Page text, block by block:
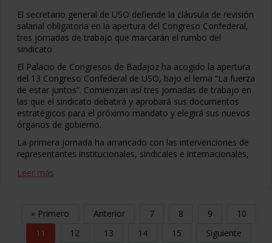
El secretario general de USO defiende la cláusula de revisión
salarial obligatoria en la apertura del Congreso Confederal,
tres jornadas de trabajo que marcarán el rumbo del
sindicato
El Palacio de Congresos de Badajoz ha acogido la apertura
del 13 Congreso Confederal de USO, bajo el lema “La fuerza
de estar juntos”. Comienzan así tres jornadas de trabajo en
las que el sindicato debatirá y aprobará sus documentos
estratégicos para el próximo mandato y elegirá sus nuevos
órganos de gobierno.
La primera jornada ha arrancado con las intervenciones de
representantes institucionales, sindicales e internacionales,
Leer más
« Primero Anterior 7 8 9
10
11
12 13 14 15
Siguiente